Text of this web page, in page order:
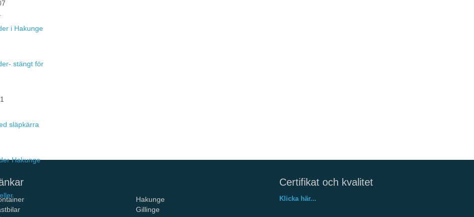
i Hakunge
stängt för
släpkärra
Hakunge
Hakunge
Gillinge
Certifikat och kvalitet
Klicka här...